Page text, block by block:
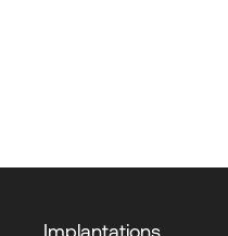
Implantations